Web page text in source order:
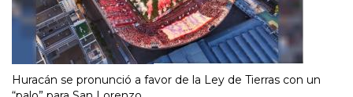
Huracán se pronunció a favor de la Ley de Tierras con un